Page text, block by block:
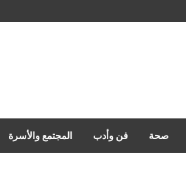
صحة فن وأدب المجتمع والأسرة